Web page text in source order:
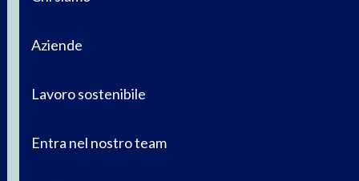
Aziende
Lavoro sostenibile
Entra nel nostro team